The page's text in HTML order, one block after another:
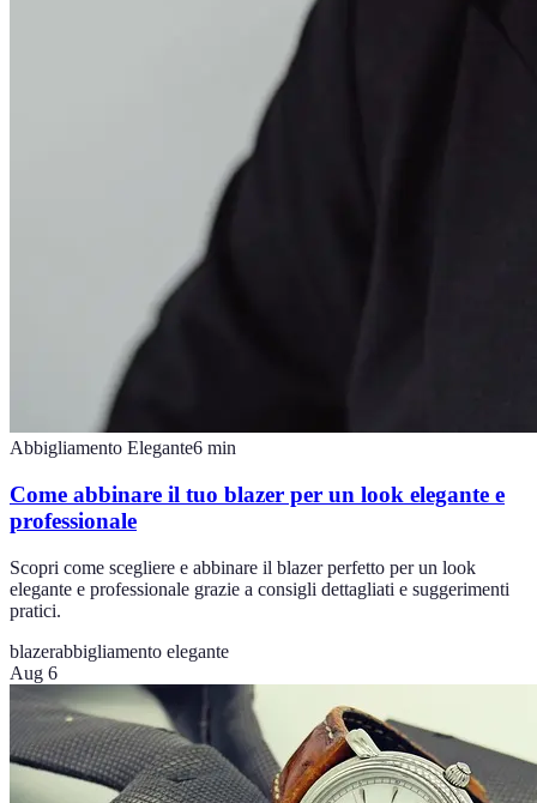
Abbigliamento Elegante6 min
Come abbinare il tuo blazer per un look elegante e
professionale
Scopri come scegliere e abbinare il blazer perfetto per un look
elegante e professionale grazie a consigli dettagliati e suggerimenti
pratici.
blazerabbigliamento elegante
Aug 6